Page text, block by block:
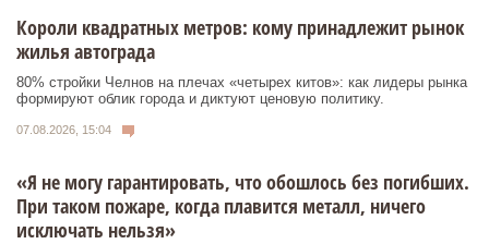
Короли квадратных метров: кому принадлежит рынок
жилья автограда
80% стройки Челнов на плечах «четырех китов»: как лидеры рынка
формируют облик города и диктуют ценовую политику.
07.08.2026, 15:04
«Я не могу гарантировать, что обошлось без погибших.
При таком пожаре, когда плавится металл, ничего
исключать нельзя»